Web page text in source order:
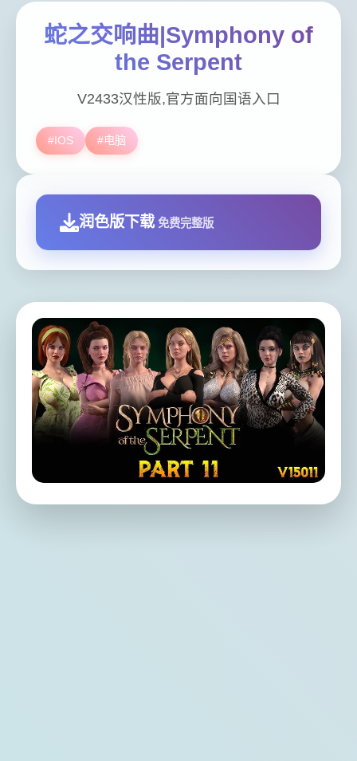
蛇之交响曲|Symphony of
the Serpent
V2433汉性版,官方面向国语入口
#IOS #电脑
润色版下载 免费完整版